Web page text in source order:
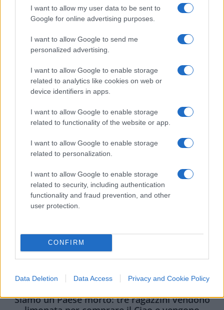
I want to allow my user data to be sent to
Google for online advertising purposes.
I want to allow Google to send me
personalized advertising.
I want to allow Google to enable storage
related to analytics like cookies on web or
device identifiers in apps.
I want to allow Google to enable storage
related to functionality of the website or app.
I want to allow Google to enable storage
related to personalization.
I want to allow Google to enable storage
related to security, including authentication
functionality and fraud prevention, and other
user protection.
CONFIRM
Data Deletion Data Access Privacy and Cookie Policy
Siamo un Paese morto: tre ragazzini vendono